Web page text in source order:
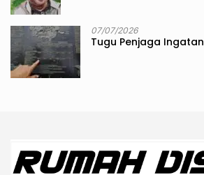
07/07/2026
Tugu Penjaga Ingatan